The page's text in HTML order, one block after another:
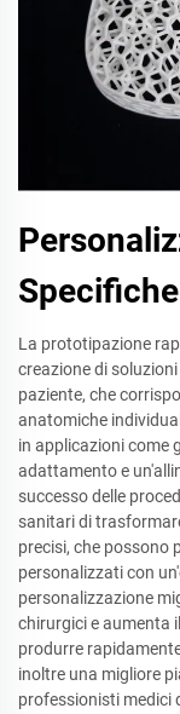
La prototipazione
creazione di
paziente, che
anatomiche
in applicazioni come
adattamento e
successo delle
sanitari di
precisi, che possono
personalizzati con
personalizzazione
chirurgici e aumenta
produrre
inoltre una migliore
professionisti medici